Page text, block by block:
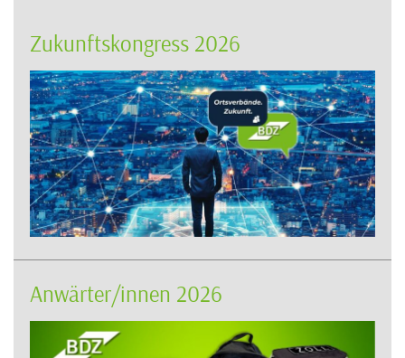
Zukunftskongress 2026
Anwärter/innen 2026